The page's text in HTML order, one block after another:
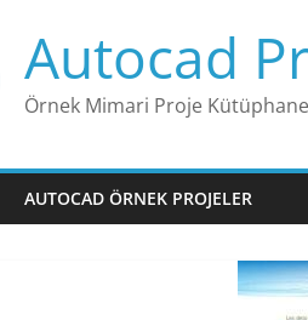
Autocad
Örnek Mimari Proje
AUTOCAD ÖRNEK PROJELER